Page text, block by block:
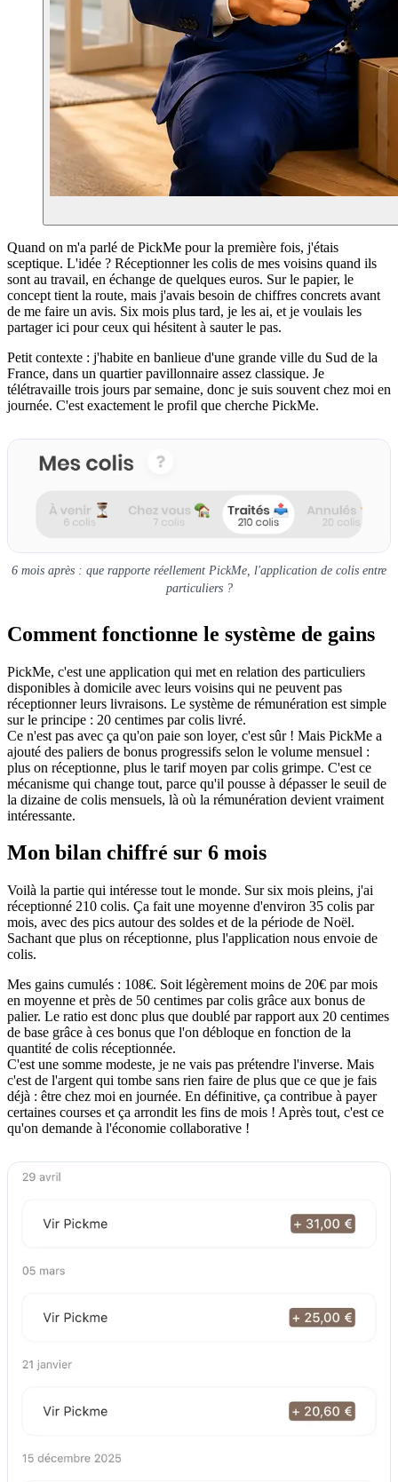
Quand on m'a parlé de PickMe pour la première fois, j'étais
sceptique. L'idée ? Réceptionner les colis de mes voisins quand ils
sont au travail, en échange de quelques euros. Sur le papier, le
concept tient la route, mais j'avais besoin de chiffres concrets avant
de me faire un avis. Six mois plus tard, je les ai, et je voulais les
partager ici pour ceux qui hésitent à sauter le pas.
Petit contexte : j'habite en banlieue d'une grande ville du Sud de la
France, dans un quartier pavillonnaire assez classique. Je
télétravaille trois jours par semaine, donc je suis souvent chez moi en
journée. C'est exactement le profil que cherche PickMe.
6 mois après : que rapporte réellement PickMe, l'application de colis entre
particuliers ?
Comment fonctionne le système de gains
PickMe, c'est une application qui met en relation des particuliers
disponibles à domicile avec leurs voisins qui ne peuvent pas
réceptionner leurs livraisons. Le système de rémunération est simple
sur le principe : 20 centimes par colis livré.
Ce n'est pas avec ça qu'on paie son loyer, c'est sûr ! Mais PickMe a
ajouté des paliers de bonus progressifs selon le volume mensuel :
plus on réceptionne, plus le tarif moyen par colis grimpe. C'est ce
mécanisme qui change tout, parce qu'il pousse à dépasser le seuil de
la dizaine de colis mensuels, là où la rémunération devient vraiment
intéressante.
Mon bilan chiffré sur 6 mois
Voilà la partie qui intéresse tout le monde. Sur six mois pleins, j'ai
réceptionné 210 colis. Ça fait une moyenne d'environ 35 colis par
mois, avec des pics autour des soldes et de la période de Noël.
Sachant que plus on réceptionne, plus l'application nous envoie de
colis.
Mes gains cumulés : 108€. Soit légèrement moins de 20€ par mois
en moyenne et près de 50 centimes par colis grâce aux bonus de
palier. Le ratio est donc plus que doublé par rapport aux 20 centimes
de base grâce à ces bonus que l'on débloque en fonction de la
quantité de colis réceptionnée.
C'est une somme modeste, je ne vais pas prétendre l'inverse. Mais
c'est de l'argent qui tombe sans rien faire de plus que ce que je fais
déjà : être chez moi en journée. En définitive, ça contribue à payer
certaines courses et ça arrondit les fins de mois ! Après tout, c'est ce
qu'on demande à l'économie collaborative !